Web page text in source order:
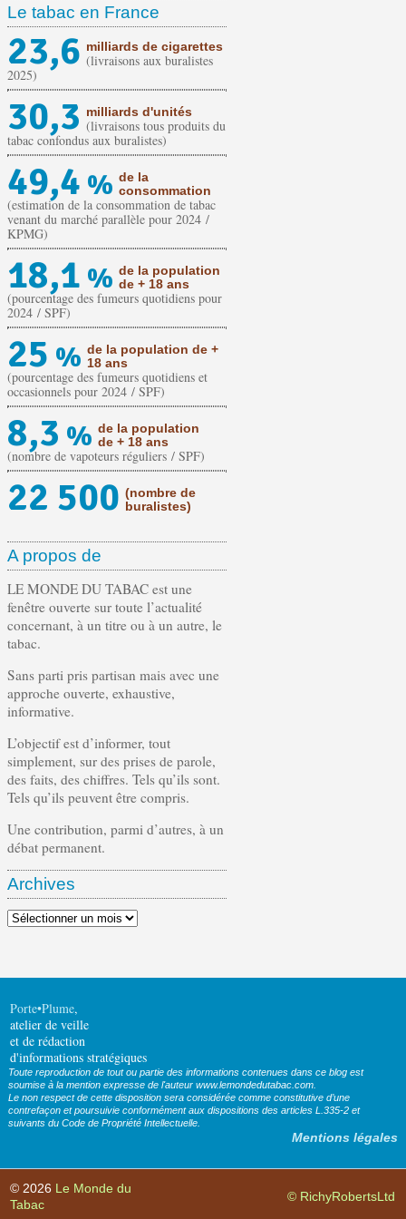
Le tabac en France
23,6 milliards de cigarettes
(livraisons aux buralistes
2025)
30,3 milliards d'unités
(livraisons tous produits du
tabac confondus aux buralistes)
49,4 % de la
consommation
(estimation de la consommation de tabac
venant du marché parallèle pour 2024 /
KPMG)
18,1 % de la population
de + 18 ans
(pourcentage des fumeurs quotidiens pour
2024 / SPF)
25 % de la population de +
18 ans
(pourcentage des fumeurs quotidiens et
occasionnels pour 2024 / SPF)
8,3 % de la population
de + 18 ans
(nombre de vapoteurs réguliers / SPF)
22 500 (nombre de
buralistes)
A propos de
LE MONDE DU TABAC est une
fenêtre ouverte sur toute l’actualité
concernant, à un titre ou à un autre, le
tabac.
Sans parti pris partisan mais avec une
approche ouverte, exhaustive,
informative.
L’objectif est d’informer, tout
simplement, sur des prises de parole,
des faits, des chiffres. Tels qu’ils sont.
Tels qu’ils peuvent être compris.
Une contribution, parmi d’autres, à un
débat permanent.
Archives
Archives
Porte•Plume,
atelier de veille
et de rédaction
d'informations stratégiques
Toute reproduction de tout ou partie des informations contenues dans ce blog est
soumise à la mention expresse de l'auteur www.lemondedutabac.com.
Le non respect de cette disposition sera considérée comme constitutive d’une
contrefaçon et poursuivie conformément aux dispositions des articles L.335-2 et
suivants du Code de Propriété Intellectuelle.
Mentions légales
© 2026 Le Monde du
Tabac
© RichyRobertsLtd